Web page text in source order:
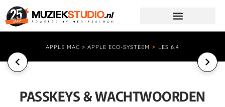
APPLE MAC > APPLE ECO-SYSTEEM > LES 6.4
PASSKEYS & WACHTWOORDEN